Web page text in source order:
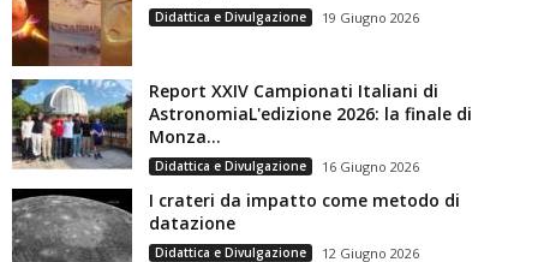
Didattica e Divulgazione 19 Giugno 2026
Report XXIV Campionati Italiani di
AstronomiaL'edizione 2026: la finale di
Monza...
Didattica e Divulgazione 16 Giugno 2026
I crateri da impatto come metodo di
datazione
Didattica e Divulgazione 12 Giugno 2026